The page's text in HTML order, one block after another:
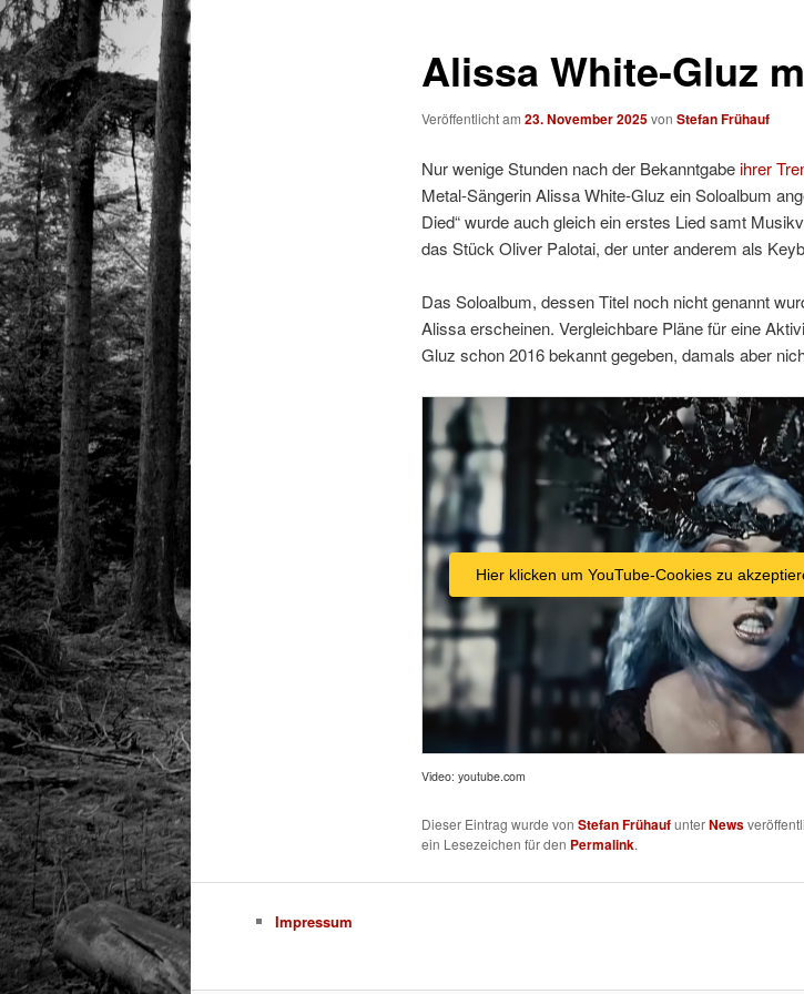
Alissa White-Gluz
Veröffentlicht am 23. November 2025von Stefan Frühauf
Nur wenige Stunden nach der Bekanntgabeihrer
Metal-Sängerin Alissa White-Gluz ein Soloalbum
Died“ wurde auch gleich ein erstes Lied samt
das Stück Oliver Palotai, der unter anderem als
Das Soloalbum, dessen Titel noch nicht genannt
Alissa erscheinen. Vergleichbare Pläne für eine
Gluz schon 2016 bekannt gegeben, damals aber
Hier klicken um YouTube-Cookies zu
Video: youtube.com
Dieser Eintrag wurde von Stefan FrühaufunterNews
ein Lesezeichen für den Permalink.
Impressum